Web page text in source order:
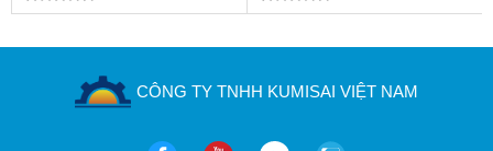
CÔNG TY TNHH KUMISAI VIỆT NAM